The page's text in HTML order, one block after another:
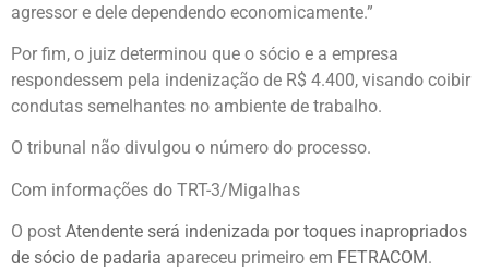
agressor e dele dependendo economicamente.”
Por fim, o juiz determinou que o sócio e a empresa
respondessem pela indenização de R$ 4.400, visando coibir
condutas semelhantes no ambiente de trabalho.
O tribunal não divulgou o número do processo.
Com informações do TRT-3/Migalhas
O post Atendente será indenizada por toques inapropriados
de sócio de padaria apareceu primeiro em FETRACOM.